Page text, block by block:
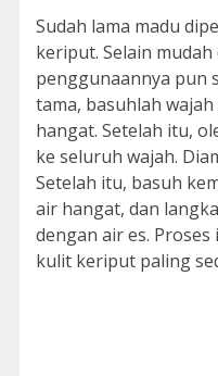
Sudah lama madu
keriput. Selain mudah
penggunaannya pun
tama, basuhlah
hangat. Setelah itu,
ke seluruh wajah.
Setelah itu, basuh
air hangat, dan
dengan air es.
kulit keriput paling